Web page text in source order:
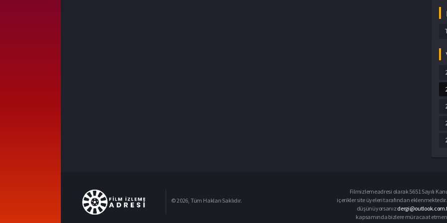
© 2026, Tüm Hakları Saklıdır.
Filmizlemeadresi olarak 5651 Sayılı
içerikler site üyeleri tarafından
düşünüyorsanız
kapsamında bizlere müracaat